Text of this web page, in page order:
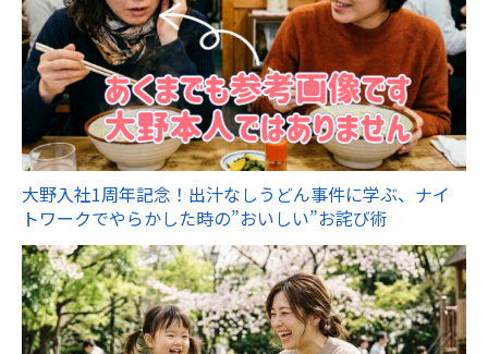
大野入社1周年記念！出汁なしうどん事件に学ぶ、ナイ
トワークでやらかした時の”おいしい”お詫び術